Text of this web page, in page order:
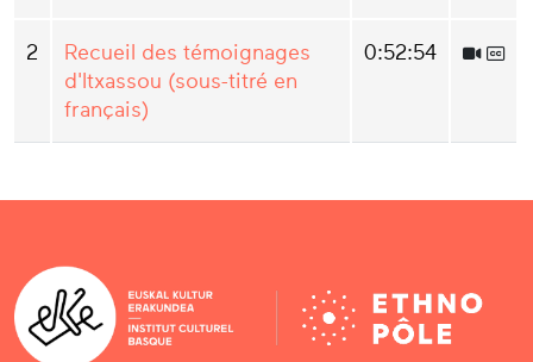
2
Recueil des témoignages
d'Itxassou (sous-titré en
français)
0:52:54